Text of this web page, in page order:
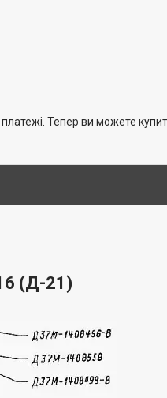
платежі. Тепер ви можете
(Д-21)